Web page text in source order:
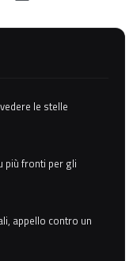
le stelle
più fronti per gli
appello contro un